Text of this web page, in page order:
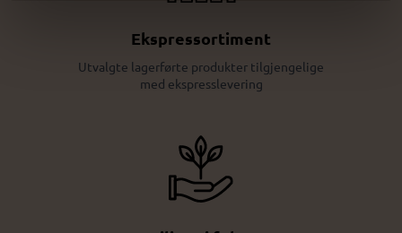
Ekspressortiment
Utvalgte lagerførte produkter tilgjengelige
med ekspresslevering